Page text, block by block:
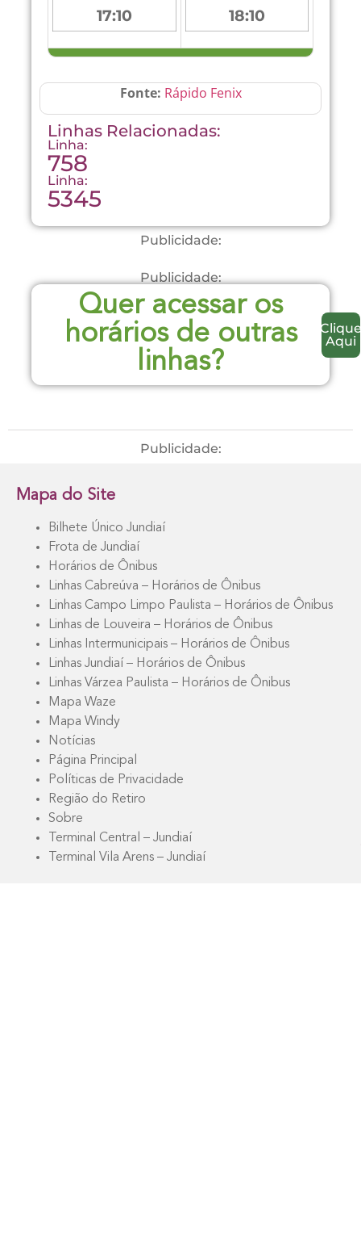
17:10
18:10
Fonte: Rápido Fenix
Linhas Relacionadas:
Linha:
758
Linha:
5345
Publicidade:
Publicidade:
Quer acessar os
horários de outras
linhas?
Clique
Aqui
Publicidade:
Mapa do Site
Bilhete Único Jundiaí
Frota de Jundiaí
Horários de Ônibus
Linhas Cabreúva – Horários de Ônibus
Linhas Campo Limpo Paulista – Horários de Ônibus
Linhas de Louveira – Horários de Ônibus
Linhas Intermunicipais – Horários de Ônibus
Linhas Jundiaí – Horários de Ônibus
Linhas Várzea Paulista – Horários de Ônibus
Mapa Waze
Mapa Windy
Notícias
Página Principal
Políticas de Privacidade
Região do Retiro
Sobre
Terminal Central – Jundiaí
Terminal Vila Arens – Jundiaí